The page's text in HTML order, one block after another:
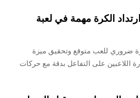
ارتداد الكرة مهمة في لعبة
ضروري للعب متوقع وتحقيق ميزة
اللاعبين على التفاعل بدقة مع حركات